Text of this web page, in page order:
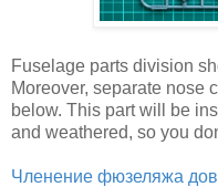
Fuselage parts division
Moreover, separate nose
below. This part will be
and weathered, so you
Членение фюзеляжа